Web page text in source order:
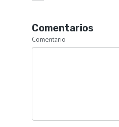
Comentarios
Comentario